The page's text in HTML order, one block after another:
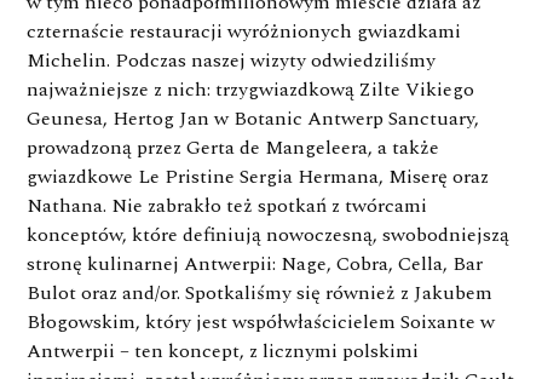
czternaście restauracji wyróżnionych gwiazdkami
Michelin. Podczas naszej wizyty odwiedziliśmy
najważniejsze z nich: trzygwiazdkową Zilte Vikiego
Geunesa, Hertog Jan w Botanic Antwerp Sanctuary,
prowadzoną przez Gerta de Mangeleera, a także
gwiazdkowe Le Pristine Sergia Hermana, Miserę oraz
Nathana. Nie zabrakło też spotkań z twórcami
konceptów, które definiują nowoczesną, swobodniejszą
stronę kulinarnej Antwerpii: Nage, Cobra, Cella, Bar
Bulot oraz and/or. Spotkaliśmy się również z Jakubem
Błogowskim, który jest współwłaścicielem Soixante w
Antwerpii – ten koncept, z licznymi polskimi